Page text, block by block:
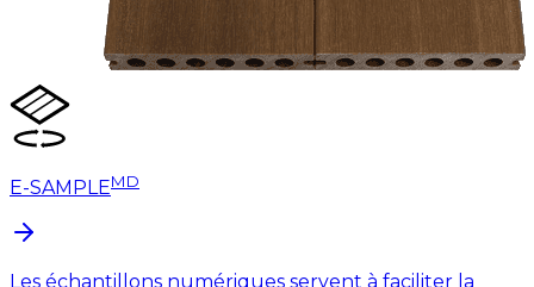
E-SAMPLEMD
Les échantillons numériques servent à faciliter la